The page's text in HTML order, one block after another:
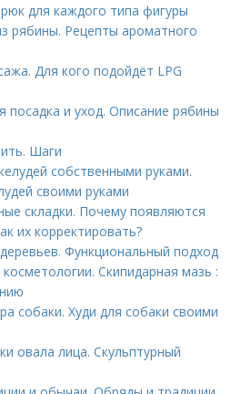
для каждого типа фигуры
рябины. Рецепты ароматного
Для кого подойдёт LPG
посадка и уход. Описание рябины
Шаги
собственными руками.
своими руками
складки. Почему появляются
их корректировать?
Функциональный подход
Скипидарная мазь :
собаки. Худи для собаки своими
овала лица. Скульптурный